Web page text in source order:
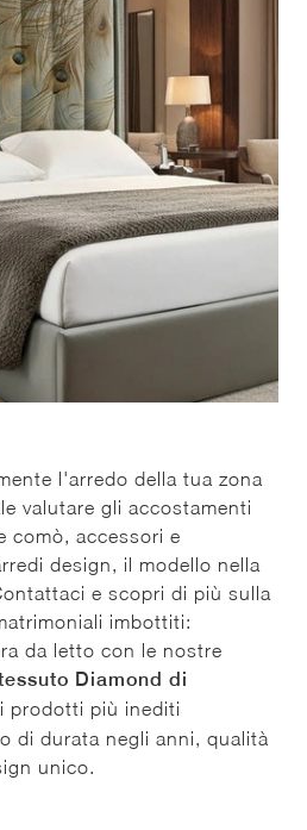
l'arredo della tua zona
valutare gli accostamenti
comò, accessori e
design, il modello nella
e scopri di più sulla
imbottiti:
da letto con le nostre
Diamond di
prodotti più inediti
di durata negli anni, qualità
unico.